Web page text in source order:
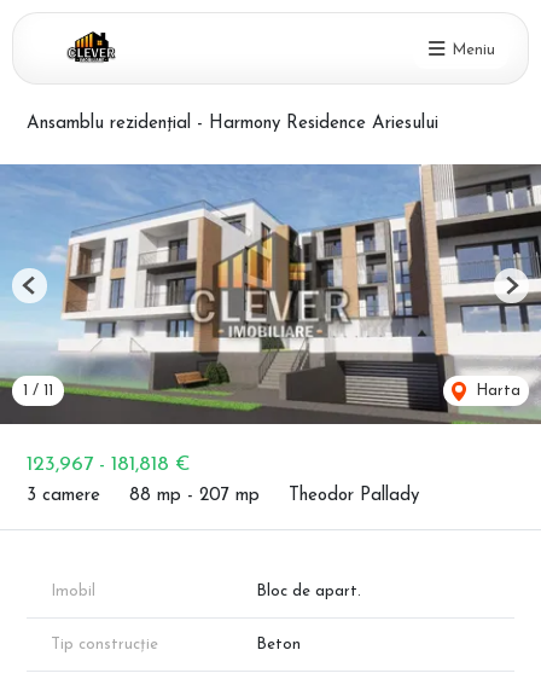
Meniu
Ansamblu rezidențial - Harmony Residence Ariesului
123,967 - 181,818 €
3 camere 88 mp - 207 mp Theodor Pallady
1 / 11 Harta
Previous
Imobil Bloc de apart.
Tip construcție Beton